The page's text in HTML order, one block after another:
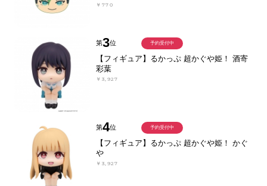
￥770
第3位
【フィギュア】るかっぷ 超かぐや姫！ 酒寄
彩葉
￥3,927
予約受付中
第4位
【フィギュア】るかっぷ 超かぐや姫！ かぐ
や
￥3,927
予約受付中